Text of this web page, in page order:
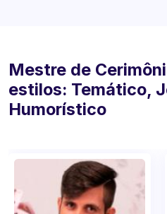
Mestre de
estilos: Temático,
Humorístico